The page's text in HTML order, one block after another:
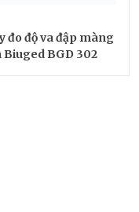
đo độ va đập màng
Biuged BGD 302